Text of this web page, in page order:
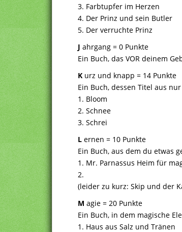
3. Farbtupfer im Herzen
4. Der Prinz und sein Butler
5. Der verruchte Prinz
J ahrgang = 0 Punkte
Ein Buch, das VOR deinem
K urz und knapp = 14 Punkte
Ein Buch, dessen Titel aus
1. Bloom
2. Schnee
3. Schrei
L ernen = 10 Punkte
Ein Buch, aus dem du etwas
1. Mr. Parnassus Heim für
2.
(leider zu kurz: Skip und der
M agie = 20 Punkte
Ein Buch, in dem magische
1. Haus aus Salz und Tränen